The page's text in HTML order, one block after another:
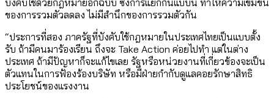
ของการรวมตัวลดลง ไม่มีสำนึกของการรวมตัวกัน
“ประการที่สอง ภาครัฐที่บังคับใช้กฎหมายในประเทศไทยเป็นแบบตั้ง
รับ ถ้ามีคนมาร้องเรียน ถึงจะ Take Action ค่อยไปทำ แต่ในต่าง
ประเทศ ถ้ามีปัญหาก็จะแก้ไขเลย รัฐหรือหน่วยงานที่เกี่ยวข้องจะเป็น
ตัวแทนในการฟ้องร้องบริษัท หรือมีฝ่ายกำกับดูแลคอยรักษาสิทธิ
ประโยชน์ของแรงงาน